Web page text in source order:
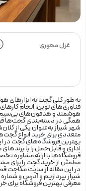
غزل محوری
به طور کلی گجت به ابزارهای
فناوری‌های نوین، انجام
هوشمند و هدفون‌های بی‌سیم
همگی در دسته‌بندی گجت‌ها
شهر شیراز به‌عنوان یکی از
متعددی برای خرید انواع
بهترین فروشگاه‌های گجت در
اداری و قابل‌حمل را با
فروشگاه‌ها با ارائه مشاوره
مطمئن از خرید گجت را برای
در این مقاله ازسایت مگاجت
شیراز بپردازیم و آدرس و
معرفی بهترین فروشگاه برای